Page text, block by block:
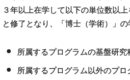
３年以上在学して以下の単位数以
と修了となり、「博士（学術）」の
所属するプログラムの基盤研究
所属するプログラム以外のプロ